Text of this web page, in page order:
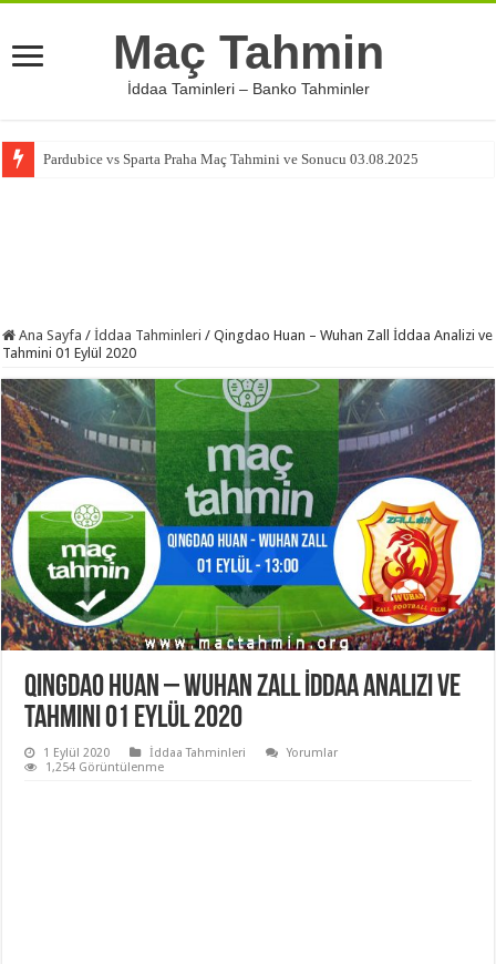
Maç Tahmin
İddaa Taminleri – Banko Tahminler
Pardubice vs Sparta Praha Maç Tahmini ve Sonucu 03.08.2025
Ana Sayfa / İddaa Tahminleri / Qingdao Huan – Wuhan Zall İddaa Analizi ve
Tahmini 01 Eylül 2020
Qingdao Huan – Wuhan Zall İddaa Analizi ve
Tahmini 01 Eylül 2020
1 Eylül 2020 İddaa Tahminleri
Yorumlar
1,254 Görüntülenme